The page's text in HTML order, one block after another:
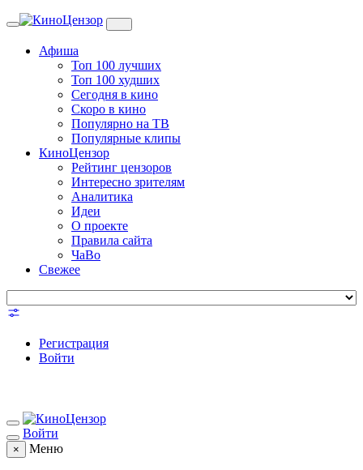
Toggle
Афиша
Топ 100 лучших
Топ 100 худших
Сегодня в кино
Скоро в кино
Популярно на ТВ
Популярные клипы
КиноЦензор
Рейтинг цензоров
Интересно зрителям
Аналитика
Идеи
О проекте
Правила сайта
ЧаВо
Свежее
Регистрация
Войти
Войти
× Меню